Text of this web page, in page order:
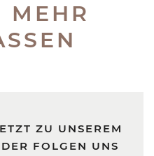
MEHR
ZU UNSEREM
FOLGEN UNS